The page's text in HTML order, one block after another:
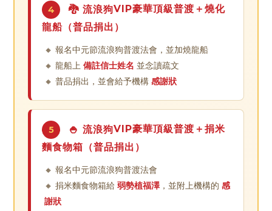
4 🐉 流浪狗VIP豪華頂級普渡＋燒化
龍船（普品捐出）
🔸 報名中元節流浪狗普渡法會，並加燒龍船
🔸 龍船上 備註信士姓名 並念讀疏文
🔸 普品捐出，並會給予機構 感謝狀
5 🍚 流浪狗VIP豪華頂級普渡＋捐米
麵食物箱（普品捐出）
🔸 報名中元節流浪狗普渡法會
🔸 捐米麵食物箱給 弱勢植福澤，並附上機構的 感
謝狀